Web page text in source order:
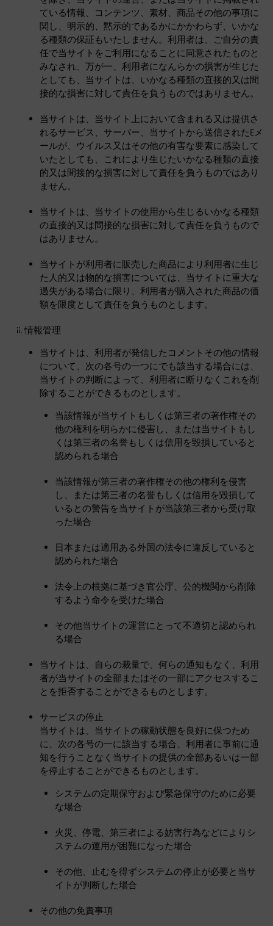
ている情報、コンテンツ、素材、商品その他の事項に
関し、明示的、黙示的であるかにかかわらず、いかな
る種類の保証もいたしません。利用者は、ご自分の責
任で当サイトをご利用になることに同意されたものと
みなされ、万が一、利用者になんらかの損害が生じた
としても、当サイトは、いかなる種類の直接的又は間
接的な損害に対して責任を負うものではありません。
当サイトは、当サイト上において含まれる又は提供さ
れるサービス、サーバー、当サイトから送信されたEメ
ールが、ウイルス又はその他の有害な要素に感染して
いたとしても、これにより生じたいかなる種類の直接
的又は間接的な損害に対して責任を負うものではあり
ません。
当サイトは、当サイトの使用から生じるいかなる種類
の直接的又は間接的な損害に対して責任を負うもので
はありません。
当サイトが利用者に販売した商品により利用者に生じ
た人的又は物的な損害については、当サイトに重大な
過失がある場合に限り、利用者が購入された商品の価
額を限度として責任を負うものとします。
情報管理
当サイトは、利用者が発信したコメントその他の情報
について、次の各号の一つにでも該当する場合には、
当サイトの判断によって、利用者に断りなくこれを削
除することができるものとします。
当該情報が当サイトもしくは第三者の著作権その
他の権利を明らかに侵害し、または当サイトもし
くは第三者の名誉もしくは信用を毀損していると
認められる場合
当該情報が第三者の著作権その他の権利を侵害
し、または第三者の名誉もしくは信用を毀損して
いるとの警告を当サイトが当該第三者から受け取
った場合
日本または適用ある外国の法令に違反していると
認められた場合
法令上の根拠に基づき官公庁、公的機関から削除
するよう命令を受けた場合
その他当サイトの運営にとって不適切と認められ
る場合
当サイトは、自らの裁量で、何らの通知もなく、利用
者が当サイトの全部またはその一部にアクセスするこ
とを拒否することができるものとします。
サービスの停止
当サイトは、当サイトの稼動状態を良好に保つため
に、次の各号の一に該当する場合、利用者に事前に通
知を行うことなく当サイトの提供の全部あるいは一部
を停止することができるものとします。
システムの定期保守および緊急保守のために必要
な場合
火災、停電、第三者による妨害行為などによりシ
ステムの運用が困難になった場合
その他、止むを得ずシステムの停止が必要と当サ
イトが判断した場合
その他の免責事項